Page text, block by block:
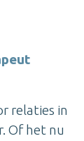
relaties in
Of het nu